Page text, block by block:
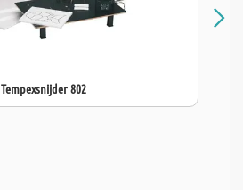
Tempexsnijder 802